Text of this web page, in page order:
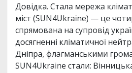
Довідка. Стала мережа
міст (SUN4Ukraine) — це
спрямована на супровід
досягненні кліматичної
Дніпра, флагманськими
SUN4Ukraine стали: